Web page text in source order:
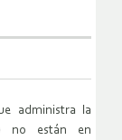
administra la
no están en